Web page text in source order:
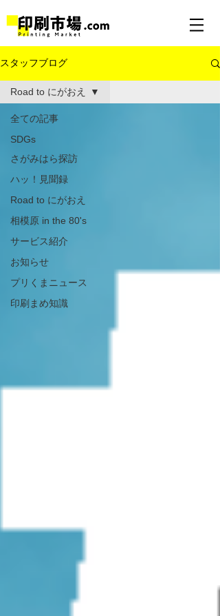
スタッフブログ
全ての記事
SDGs
さがみはら探訪
ハッ！見聞録
Road to にがおえ
相模原 in the 80's
サービス紹介
お知らせ
プリくまニュース
印刷まめ知識
Road to にがおえ